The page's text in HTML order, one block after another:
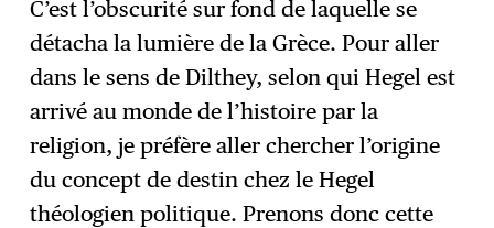
C’est l’obscurité sur fond de laquelle se
détacha la lumière de la Grèce. Pour aller
dans le sens de Dilthey, selon qui Hegel est
arrivé au monde de l’histoire par la
religion, je préfère aller chercher l’origine
du concept de destin chez le Hegel
théologien politique. Prenons donc cette